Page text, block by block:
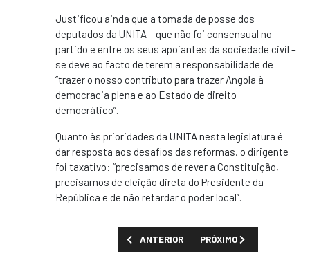
Justificou ainda que a tomada de posse dos
deputados da UNITA – que não foi consensual no
partido e entre os seus apoiantes da sociedade civil –
se deve ao facto de terem a responsabilidade de
“trazer o nosso contributo para trazer Angola à
democracia plena e ao Estado de direito
democrático”.
Quanto às prioridades da UNITA nesta legislatura é
dar resposta aos desafios das reformas, o dirigente
foi taxativo: “precisamos de rever a Constituição,
precisamos de eleição direta do Presidente da
República e de não retardar o poder local”.
ARTIGO ANTERIOR: PRESIDENTE DA UNITA
ANTERIOR PRÓXIMO ARTIGO:
PRÓXIMO